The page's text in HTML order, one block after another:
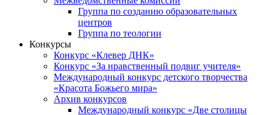
Группа по созданию образовательных
центров
Группа по теологии
Конкурсы
Конкурс «Клевер ДНК»
Конкурс «За нравственный подвиг учителя»
Международный конкурс детского творчества
«Красота Божьего мира»
Архив конкурсов
Международный конкурс «Две столицы